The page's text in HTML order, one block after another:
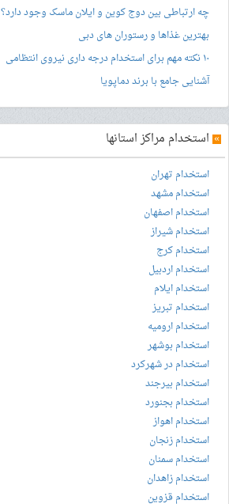
چه ارتباطی بین دوج کوین و ایلان ماسک وجود دارد؟
بهترین غذاها و رستوران های دبی
۱۰ نکته مهم برای استخدام درجه داری نیروی انتظامی
آشنایی جامع با برند دماپویا
» استخدام مراکز استانها
استخدام تهران
استخدام مشهد
استخدام اصفهان
استخدام شیراز
استخدام کرج
استخدام اردبیل
استخدام ایلام
استخدام تبریز
استخدام ارومیه
استخدام بوشهر
استخدام در شهرکرد
استخدام بیرجند
استخدام بجنورد
استخدام اهواز
استخدام زنجان
استخدام سمنان
استخدام زاهدان
استخدام قزوین